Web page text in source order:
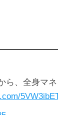
ら、全身マ